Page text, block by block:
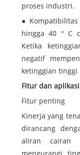
proses industri.
●
hingga 40 ° C
Ketika
negatif
ketinggian tinggi
Fitur dan aplikasi
Fitur penting
Kinerja yang
dirancang
aliran cairan